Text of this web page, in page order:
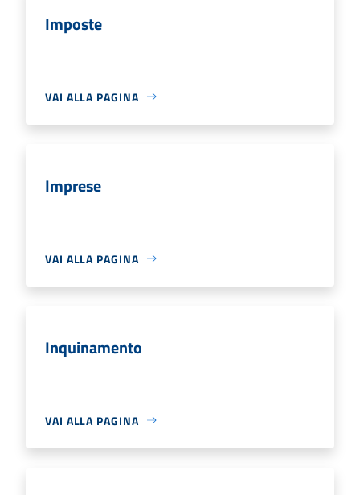
Imposte
VAI ALLA PAGINA
Imprese
VAI ALLA PAGINA
Inquinamento
VAI ALLA PAGINA